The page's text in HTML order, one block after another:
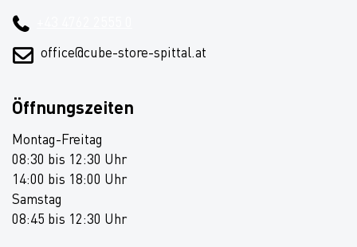
office@cube-store-spittal.at
Öffnungszeiten
Montag-Freitag
08:30 bis 12:30 Uhr
14:00 bis 18:00 Uhr
Samstag
08:45 bis 12:30 Uhr